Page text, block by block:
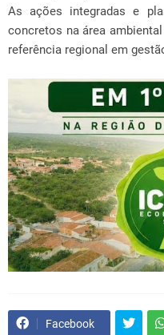
As ações integradas e
concretos na área
referência regional em
Facebook